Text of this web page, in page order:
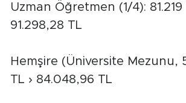
Uzman Öğretmen (1/4): 81.219
91.298,28 TL
Hemşire (Üniversite Mezunu,
TL › 84.048,96 TL